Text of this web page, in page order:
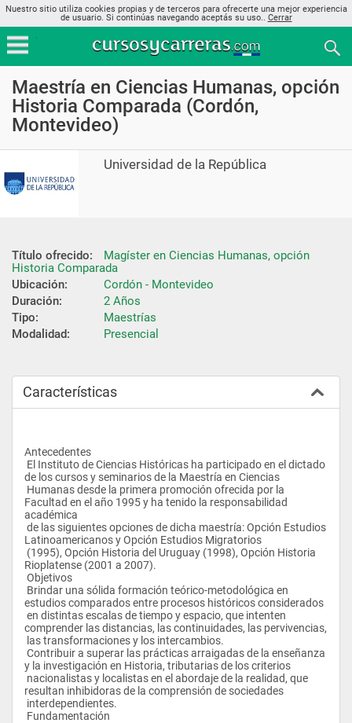
Nuestro sitio utiliza cookies propias y de terceros para ofrecerte una mejor experiencia
de usuario. Si continúas navegando aceptás su uso.. Cerrar
Maestría en Ciencias Humanas, opción
Historia Comparada (Cordón,
Montevideo)
Universidad de la República
Título ofrecido:
Magíster en Ciencias Humanas, opción
Historia Comparada
Ubicación:
Cordón - Montevideo
Duración:
2 Años
Tipo:
Maestrías
Modalidad:
Presencial
Características
Antecedentes
de los cursos y seminarios de la Maestría en Ciencias
Facultad en el año 1995 y ha tenido la responsabilidad
académica
Latinoamericanos y Opción Estudios Migratorios
Rioplatense (2001 a 2007).
Objetivos
estudios comparados entre procesos históricos considerados
las transformaciones y los intercambios.
y la investigación en Historia, tributarias de los criterios
resultan inhibidoras de la comprensión de sociedades
interdependientes.
Fundamentación